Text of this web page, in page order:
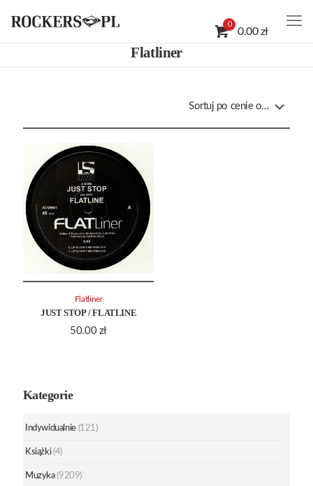
0
0.00 zł
Flatliner
JUST STOP / FLATLINE
50.00 zł
Flatliner
Kategorie
Indywidualnie (121)
Książki (4)
Muzyka (9209)